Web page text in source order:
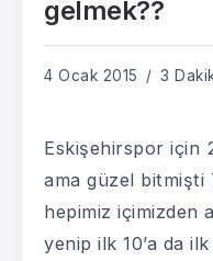
gelmek??
4 Ocak 2015 3
Eskişehirspor için
ama güzel bitmişti
hepimiz içimizden
yenip ilk 10’a da